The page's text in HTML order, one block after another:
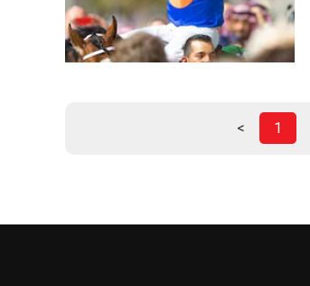
< 1